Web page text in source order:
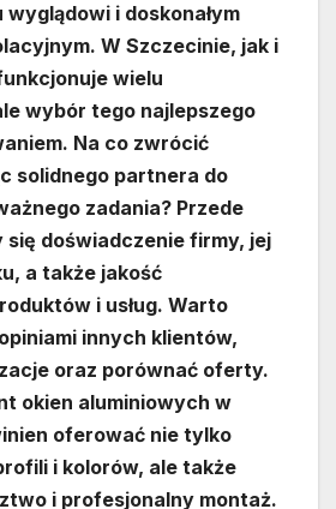
i doskonałym
W Szczecinie, jak i
wielu
wybór tego najlepszego
Na co zwrócić
solidnego partnera do
zadania? Przede
doświadczenie firmy, jej
a także jakość
i usług. Warto
innych klientów,
oraz porównać oferty.
okien aluminiowych w
oferować nie tylko
i kolorów, ale także
i profesjonalny montaż.